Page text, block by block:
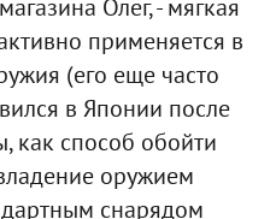
Олег, - мягкая
применяется в
(его еще часто
в Японии после
как способ обойти
оружием
снарядом